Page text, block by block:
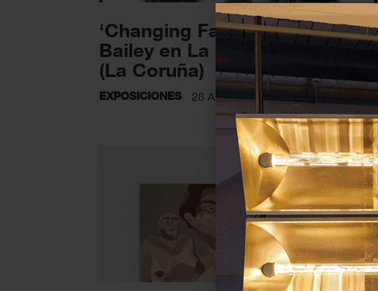
‘Changing Fashion’ de David
Bailey en La Fundación MOP
(La Coruña)
EXPOSICIONES 28 ABRIL 2025